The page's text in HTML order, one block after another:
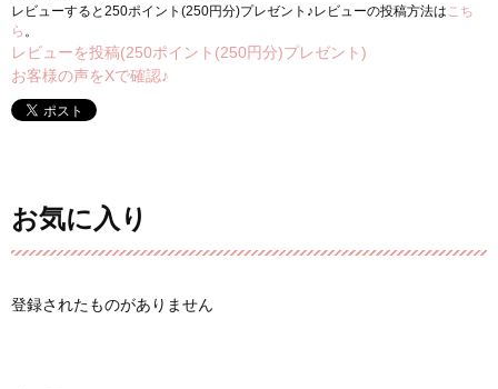
レビューすると250ポイント(250円分)プレゼント♪レビューの投稿方法は こち
ら 。
レビューを投稿(250ポイント(250円分)プレゼント)
お客様の声をXで確認♪
お気に入り
登録されたものがありません